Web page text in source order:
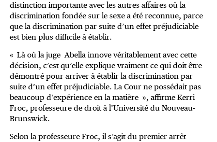
distinction importante avec les autres affaires où la
discrimination fondée sur le sexe a été reconnue, parce
que la discrimination par suite d’un effet préjudiciable
est bien plus difficile à établir.
« Là où la juge Abella innove véritablement avec cette
décision, c’est qu’elle explique vraiment ce qui doit être
démontré pour arriver à établir la discrimination par
suite d’un effet préjudiciable. La Cour ne possédait pas
beaucoup d’expérience en la matière », affirme Kerri
Froc, professeure de droit à l’Université du Nouveau-
Brunswick.
Selon la professeure Froc, il s’agit du premier arrêt